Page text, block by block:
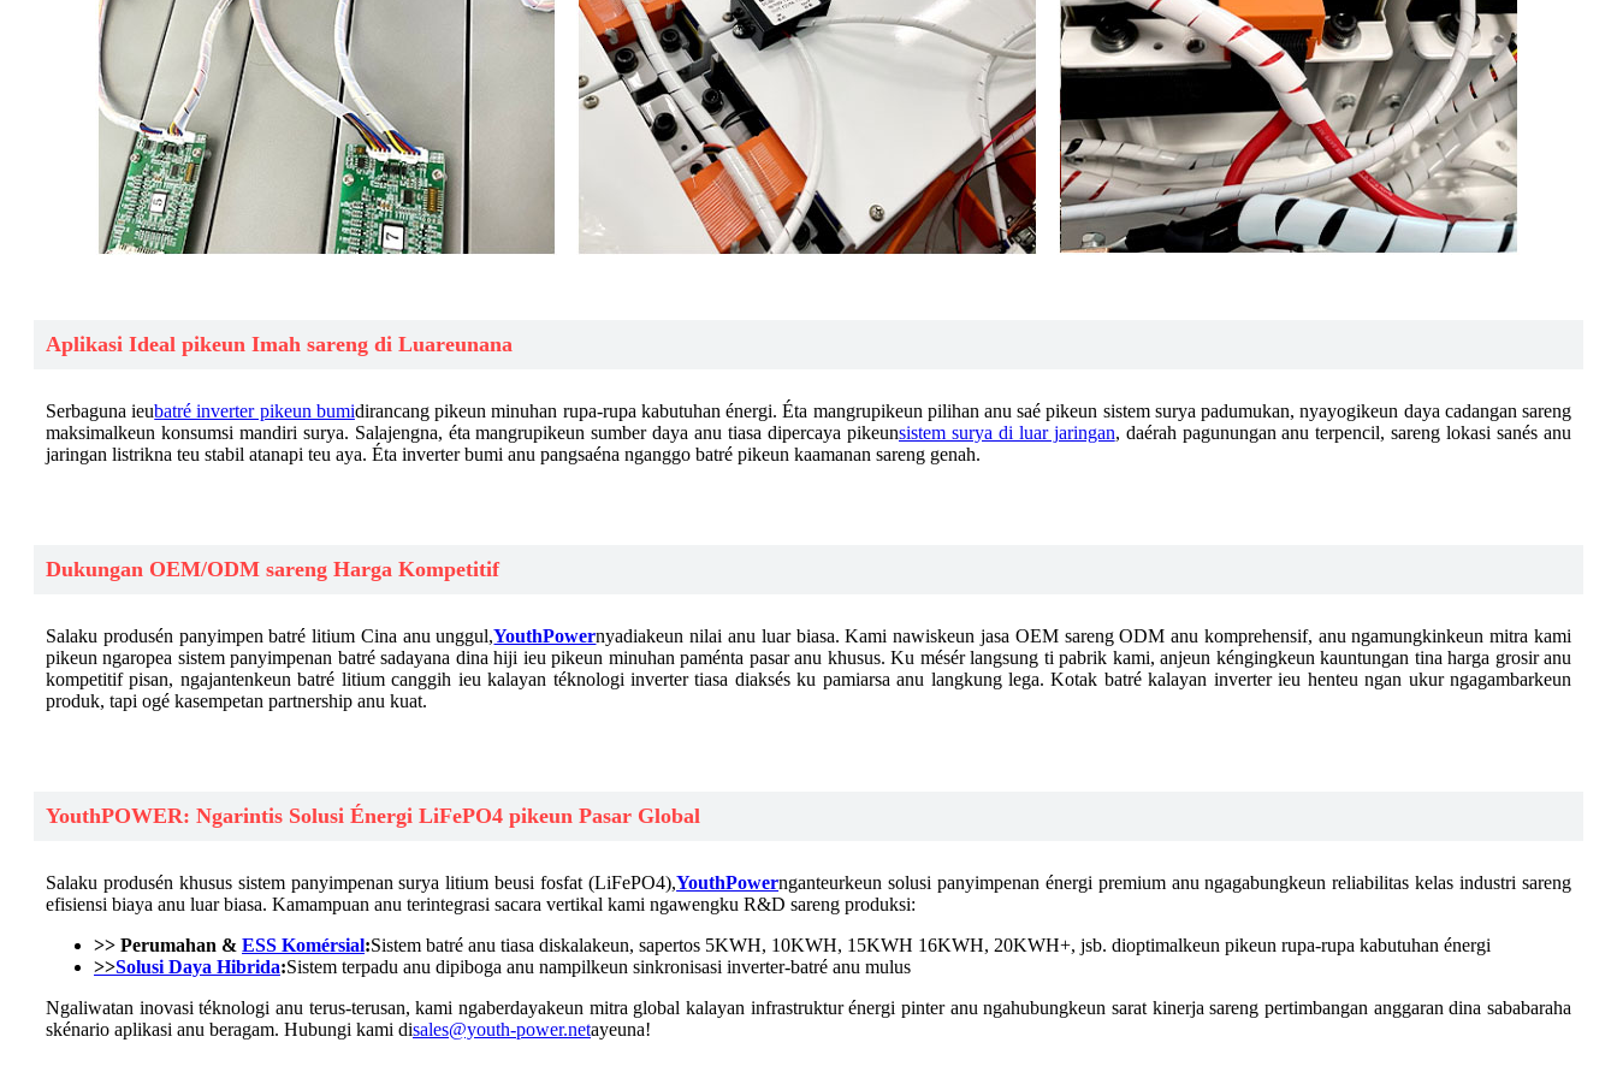
Aplikasi Ideal pikeun Imah sareng di Luareunana
Serbaguna ieubatré inverter pikeun bumidirancang pikeun minuhan rupa-rupa kabutuhan énergi. Éta mangrupikeun pilihan anu saé pikeun sistem surya padumukan, nyayogikeun daya cadangan sareng
maksimalkeun konsumsi mandiri surya. Salajengna, éta mangrupikeun sumber daya anu tiasa dipercaya pikeunsistem surya di luar jaringan, daérah pagunungan anu terpencil, sareng lokasi sanés anu
jaringan listrikna teu stabil atanapi teu aya. Éta inverter bumi anu pangsaéna nganggo batré pikeun kaamanan sareng genah.
Dukungan OEM/ODM sareng Harga Kompetitif
Salaku produsén panyimpen batré litium Cina anu unggul,YouthPowernyadiakeun nilai anu luar biasa. Kami nawiskeun jasa OEM sareng ODM anu komprehensif, anu ngamungkinkeun mitra kami
pikeun ngaropea sistem panyimpenan batré sadayana dina hiji ieu pikeun minuhan paménta pasar anu khusus. Ku mésér langsung ti pabrik kami, anjeun kéngingkeun kauntungan tina harga grosir anu
kompetitif pisan, ngajantenkeun batré litium canggih ieu kalayan téknologi inverter tiasa diaksés ku pamiarsa anu langkung lega. Kotak batré kalayan inverter ieu henteu ngan ukur ngagambarkeun
produk, tapi ogé kasempetan partnership anu kuat.
YouthPOWER: Ngarintis Solusi Énergi LiFePO4 pikeun Pasar Global
Salaku produsén khusus sistem panyimpenan surya litium beusi fosfat (LiFePO4),YouthPowernganteurkeun solusi panyimpenan énergi premium anu ngagabungkeun reliabilitas kelas industri sareng
efisiensi biaya anu luar biasa. Kamampuan anu terintegrasi sacara vertikal kami ngawengku R&D sareng produksi:
>> Perumahan & ESS Komérsial:Sistem batré anu tiasa diskalakeun, sapertos 5KWH, 10KWH, 15KWH 16KWH, ​​20KWH+, jsb. dioptimalkeun pikeun rupa-rupa kabutuhan énergi
>>Solusi Daya Hibrida:Sistem terpadu anu dipiboga anu nampilkeun sinkronisasi inverter-batré anu mulus
Ngaliwatan inovasi téknologi anu terus-terusan, kami ngaberdayakeun mitra global kalayan infrastruktur énergi pinter anu ngahubungkeun sarat kinerja sareng pertimbangan anggaran dina sababaraha
skénario aplikasi anu beragam. Hubungi kami disales@youth-power.netayeuna!